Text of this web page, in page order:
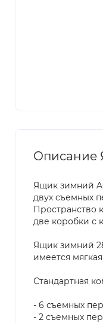
Описание
Ящик зимний
двух съемных
Пространство
две коробки с
Ящик зимний
имеется
Стандартная
- 6 съемных
- 2 съемных